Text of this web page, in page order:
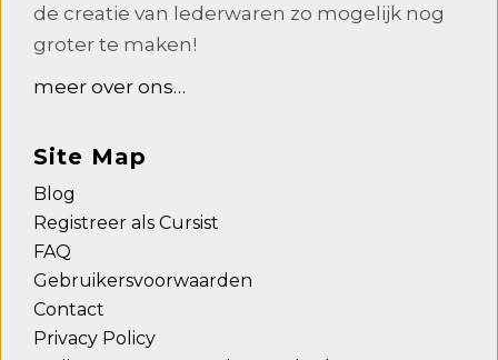
de creatie van lederwaren zo mogelijk nog
groter te maken!
meer over ons…
Site Map
Blog
Registreer als Cursist
FAQ
Gebruikersvoorwaarden
Contact
Privacy Policy